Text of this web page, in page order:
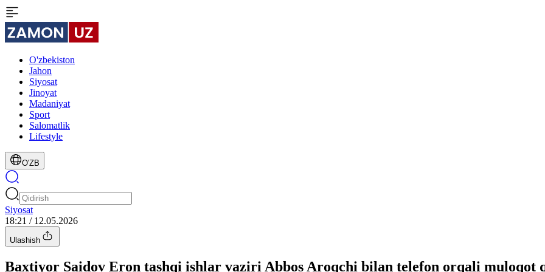
O'zbekiston
Jahon
Siyosat
Jinoyat
Madaniyat
Sport
Salomatlik
Lifestyle
O'ZB
Siyosat
18:21 / 12.05.2026
Ulashish
Baxtiyor Saidov Eron tashqi ishlar vaziri Abbos Aroqchi bilan telefon orqali muloqot